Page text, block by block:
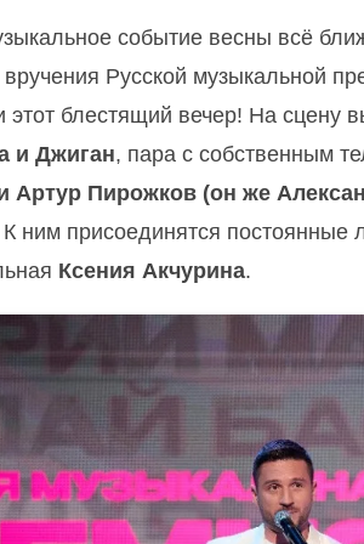
событие весны всё
Русской музыкальной
этот блестящий вечер! На сцену
и Джиган, пара с собственным
Артур Пирожков (он же
ним присоединятся постоянные
Ксения Акчурина.